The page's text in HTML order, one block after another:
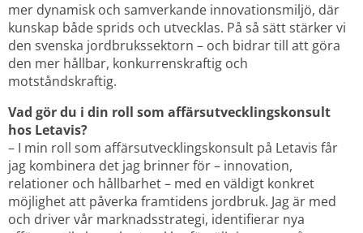
mer dynamisk och samverkande innovationsmiljö, där
kunskap både sprids och utvecklas. På så sätt stärker vi
den svenska jordbrukssektorn – och bidrar till att göra
den mer hållbar, konkurrenskraftig och
motståndskraftig.
Vad gör du i din roll som affärsutvecklingskonsult
hos Letavis?
– I min roll som affärsutvecklingskonsult på Letavis får
jag kombinera det jag brinner för – innovation,
relationer och hållbarhet – med en väldigt konkret
möjlighet att påverka framtidens jordbruk. Jag är med
och driver vår marknadsstrategi, identifierar nya